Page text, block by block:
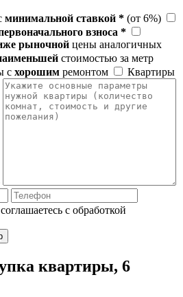
минимальной ставкой * (от 6%)
взноса *
рыночной цены аналогичных
стоимостью за метр
с хорошим ремонтом Квартиры
с обработкой
квартиры, 6